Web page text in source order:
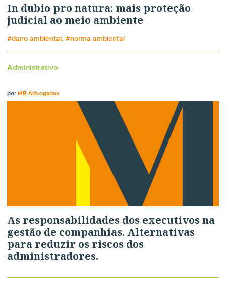
In dubio pro natura: mais proteção
judicial ao meio ambiente
#dano ambiental, #norma ambiental
Administrativo
porMB Advogados
As responsabilidades dos executivos na
gestão de companhias. Alternativas
para reduzir os riscos dos
administradores.